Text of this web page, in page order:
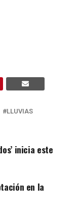
LLUVIAS
inicia este
en la